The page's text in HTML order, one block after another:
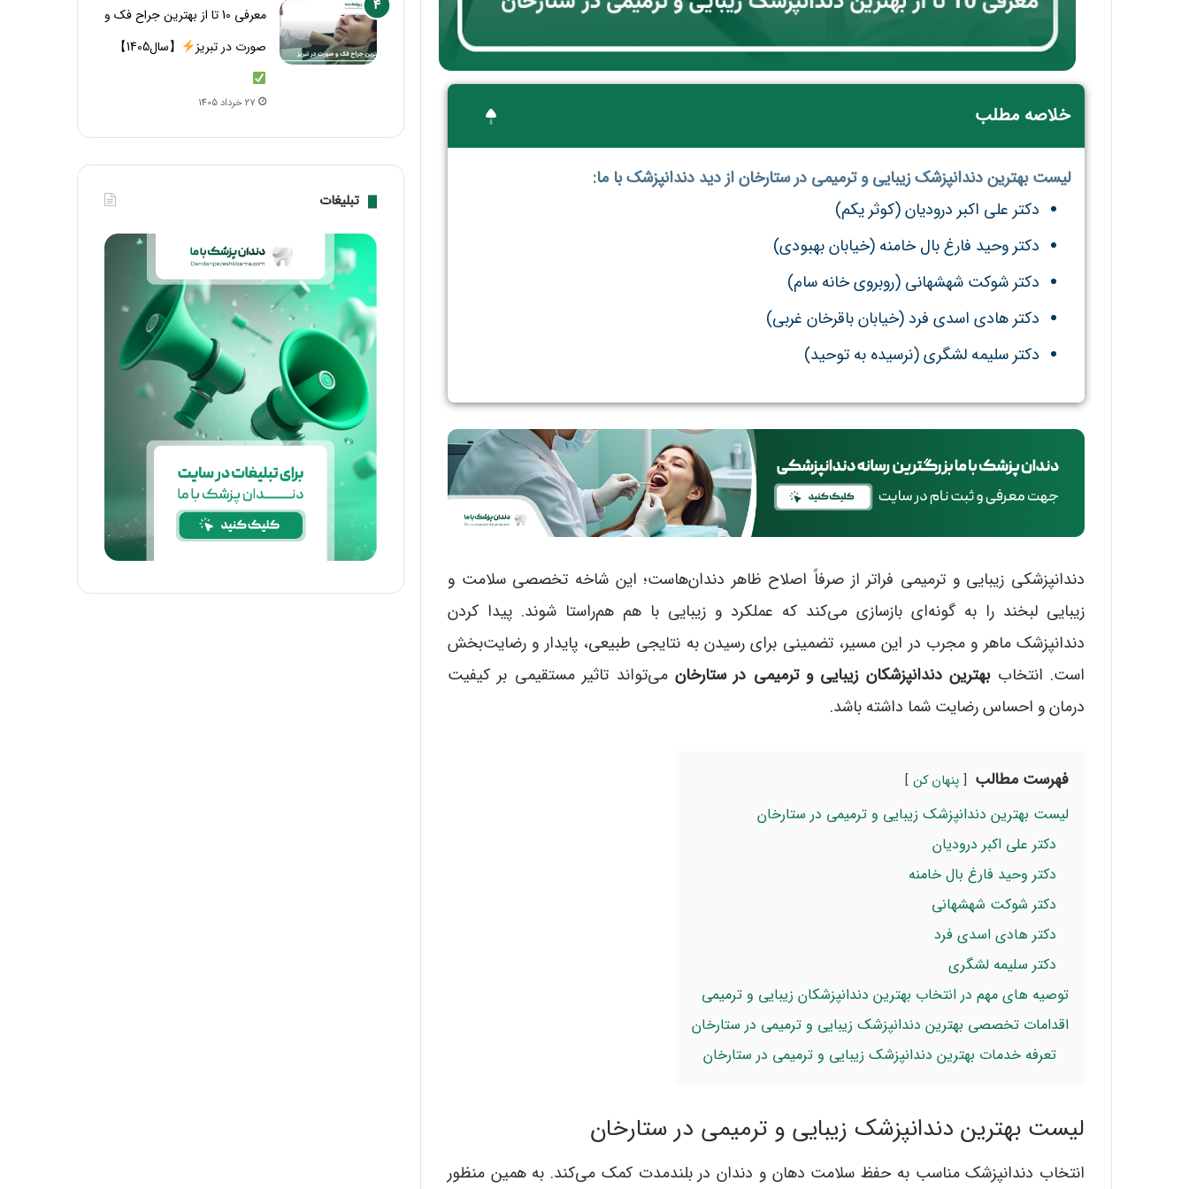
خلاصه مطلب
لیست بهترین دندانپزشک زیبایی و ترمیمی در ستارخان از دید دندانپزشک با ما:
دکتر علی اکبر درودیان (کوثر یکم)
دکتر وحید فارغ بال خامنه (خیابان بهبودی)
دکتر شوکت شهشهانی (روبروی خانه سام)
دکتر هادی اسدی فرد (خیابان باقرخان غربی)
دکتر سلیمه لشگری (نرسیده به توحید)
دندانپزشکی زیبایی و ترمیمی فراتر از صرفاً اصلاح ظاهر دندان‌هاست؛ این شاخه تخصصی سلامت و
زیبایی لبخند را به گونه‌ای بازسازی می‌کند که عملکرد و زیبایی با هم هم‌راستا شوند. پیدا کردن
دندانپزشک ماهر و مجرب در این مسیر، تضمینی برای رسیدن به نتایجی طبیعی، پایدار و رضایت‌بخش
است. انتخاببهترین دندانپزشکان زیبایی و ترمیمی در ستارخان می‌تواند تاثیر مستقیمی بر کیفیت
درمان و احساس رضایت شما داشته باشد.
فهرست مطالب پنهان کن
لیست بهترین دندانپزشک زیبایی و ترمیمی در ستارخان
دکتر علی اکبر درودیان
دکتر وحید فارغ بال خامنه
دکتر شوکت شهشهانی
دکتر هادی اسدی فرد
دکتر سلیمه لشگری
توصیه های مهم در انتخاب بهترین دندانپزشکان زیبایی و ترمیمی
اقدامات تخصصی بهترین دندانپزشک زیبایی و ترمیمی در ستارخان
تعرفه خدمات بهترین دندانپزشک زیبایی و ترمیمی در ستارخان
لیست بهترین دندانپزشک زیبایی و ترمیمی در ستارخان
انتخاب دندانپزشک مناسب به حفظ سلامت دهان و دندان در بلندمدت کمک می‌کند. به همین منظور
معرفی 10 تا از بهترین جراح فک و
صورت در تبریز
【سال1405】
27 خرداد 1405
تبلیغات